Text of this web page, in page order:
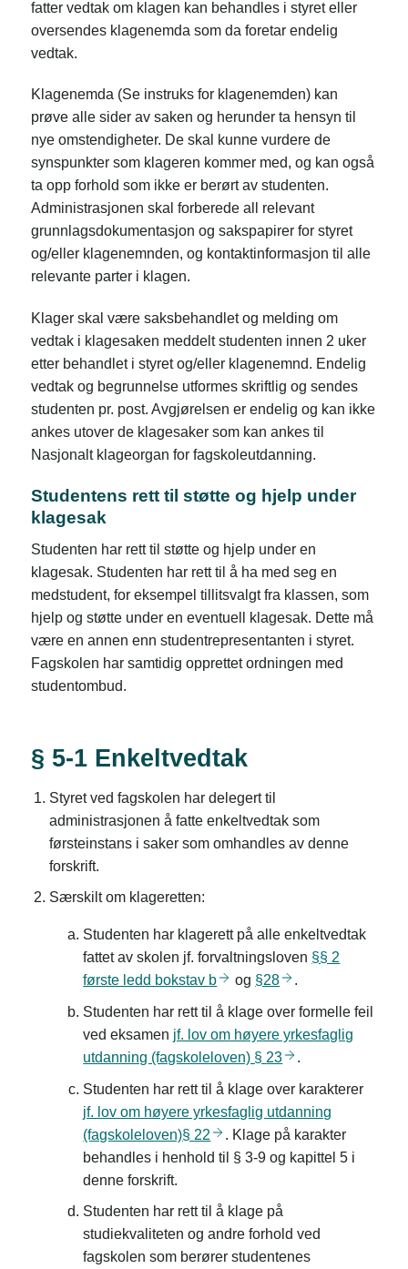
fatter vedtak om klagen kan behandles i styret eller
oversendes klagenemda som da foretar endelig
vedtak.
Klagenemda (Se instruks for klagenemden) kan
prøve alle sider av saken og herunder ta hensyn til
nye omstendigheter. De skal kunne vurdere de
synspunkter som klageren kommer med, og kan også
ta opp forhold som ikke er berørt av studenten.
Administrasjonen skal forberede all relevant
grunnlagsdokumentasjon og sakspapirer for styret
og/eller klagenemnden, og kontaktinformasjon til alle
relevante parter i klagen.
Klager skal være saksbehandlet og melding om
vedtak i klagesaken meddelt studenten innen 2 uker
etter behandlet i styret og/eller klagenemnd. Endelig
vedtak og begrunnelse utformes skriftlig og sendes
studenten pr. post. Avgjørelsen er endelig og kan ikke
ankes utover de klagesaker som kan ankes til
Nasjonalt klageorgan for fagskoleutdanning.
Studentens rett til støtte og hjelp under
klagesak
Studenten har rett til støtte og hjelp under en
klagesak. Studenten har rett til å ha med seg en
medstudent, for eksempel tillitsvalgt fra klassen, som
hjelp og støtte under en eventuell klagesak. Dette må
være en annen enn studentrepresentanten i styret.
Fagskolen har samtidig opprettet ordningen med
studentombud.
§ 5-1 Enkeltvedtak
Styret ved fagskolen har delegert til
administrasjonen å fatte enkeltvedtak som
førsteinstans i saker som omhandles av denne
forskrift.
Særskilt om klageretten:
Studenten har klagerett på alle enkeltvedtak
fattet av skolen jf. forvaltningsloven §§ 2
første ledd bokstav b og §28 .
Studenten har rett til å klage over formelle feil
ved eksamen jf. lov om høyere yrkesfaglig
utdanning (fagskoleloven) § 23 .
Studenten har rett til å klage over karakterer
jf. lov om høyere yrkesfaglig utdanning
(fagskoleloven)§ 22
. Klage på karakter
behandles i henhold til § 3-9 og kapittel 5 i
denne forskrift.
Studenten har rett til å klage på
studiekvaliteten og andre forhold ved
fagskolen som berører studentenes